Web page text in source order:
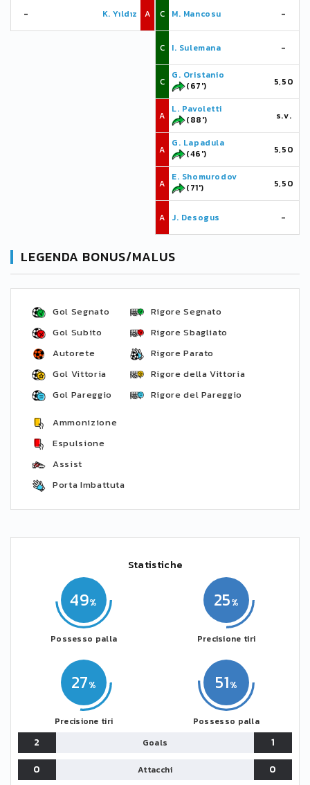
- K. Yıldız A C M. Mancosu -
C I. Sulemana -
C
G. Oristanio
(67')
5,50
A
L. Pavoletti
(88')
s.v.
A
G. Lapadula
(46')
5,50
A
E. Shomurodov
(71')
5,50
A J. Desogus -
LEGENDA BONUS/MALUS
Gol Segnato
Gol Subito
Autorete
Gol Vittoria
Gol Pareggio
Rigore Segnato
Rigore Sbagliato
Rigore Parato
Rigore della Vittoria
Rigore del Pareggio
Ammonizione
Espulsione
Assist
Porta Imbattuta
Statistiche
49
Possesso palla
27
Precisione tiri
51
Possesso palla
25
Precisione tiri
2 Goals
1
0
Attacchi 0